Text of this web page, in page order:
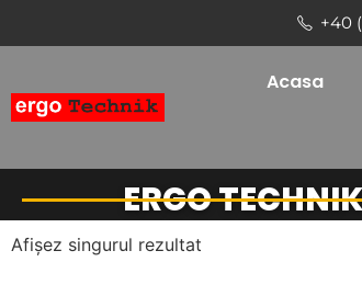
+40
Acasa
ERGO
Afișez singurul rezultat